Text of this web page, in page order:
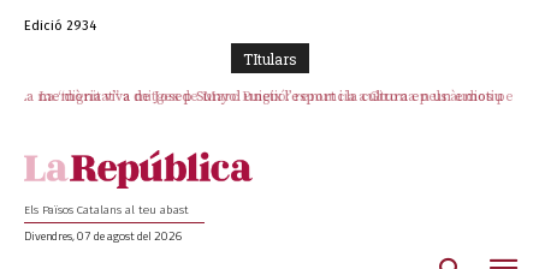
Edició 2934
TItulars
La “dignitat” a mitges de Marc Puigtió: renuncia a Girona pels àudios però
Els Països Catalans al teu abast
Divendres, 07 de agost del 2026